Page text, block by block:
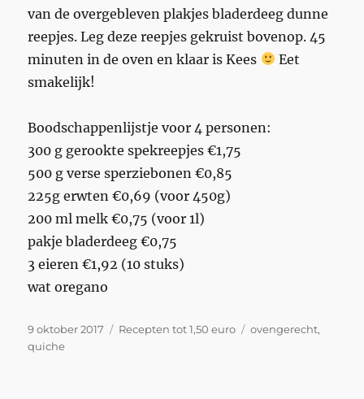
van de overgebleven plakjes bladerdeeg dunne
reepjes. Leg deze reepjes gekruist bovenop. 45
minuten in de oven en klaar is Kees
Eet
smakelijk!
Boodschappenlijstje voor 4 personen:
300 g gerookte spekreepjes €1,75
500 g verse sperziebonen €0,85
225g erwten €0,69 (voor 450g)
200 ml melk €0,75 (voor 1l)
pakje bladerdeeg €0,75
3 eieren €1,92 (10 stuks)
wat oregano
Geplaatst
op
9 oktober 2017 Categorieën
Recepten tot 1,50 euro Tags
ovengerecht,
quiche